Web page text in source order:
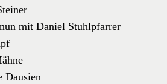
mit Daniel Stuhlpfarrer
Dausien